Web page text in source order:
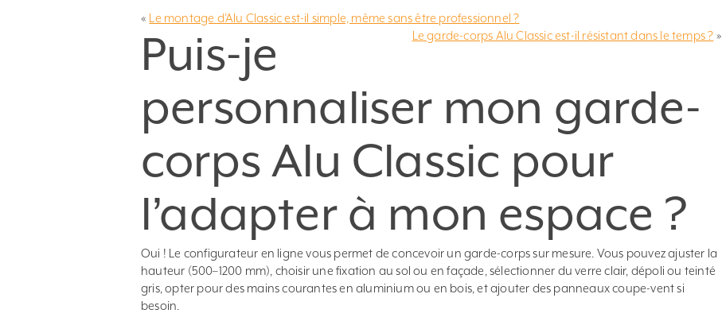
« Le montage d’Alu Classic est-il simple, même sans être professionnel ?
Le garde-corps Alu Classic est-il résistant dans le temps ? »
Puis-je
personnaliser mon garde-
corps Alu Classic pour
l’adapter à mon espace ?
Oui ! Le configurateur en ligne vous permet de concevoir un garde-corps sur mesure. Vous pouvez ajuster la
hauteur (500–1200 mm), choisir une fixation au sol ou en façade, sélectionner du verre clair, dépoli ou teinté
gris, opter pour des mains courantes en aluminium ou en bois, et ajouter des panneaux coupe-vent si
besoin.